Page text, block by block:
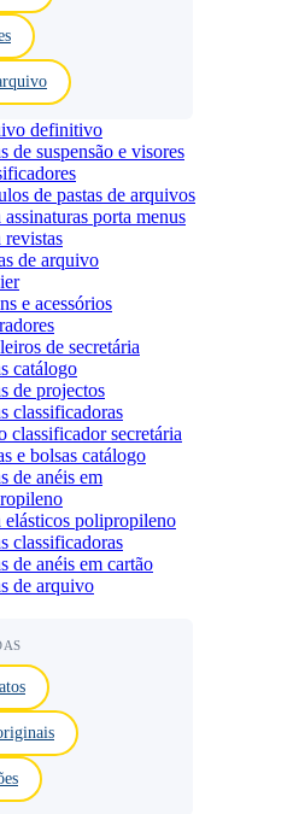
definitivo
de suspensão e visores
de pastas de arquivos
assinaturas porta menus
revistas
de arquivo
e acessórios
de secretária
catálogo
de projectos
classificadoras
classificador secretária
e bolsas catálogo
de anéis em
elásticos polipropileno
classificadoras
de anéis em cartão
de arquivo